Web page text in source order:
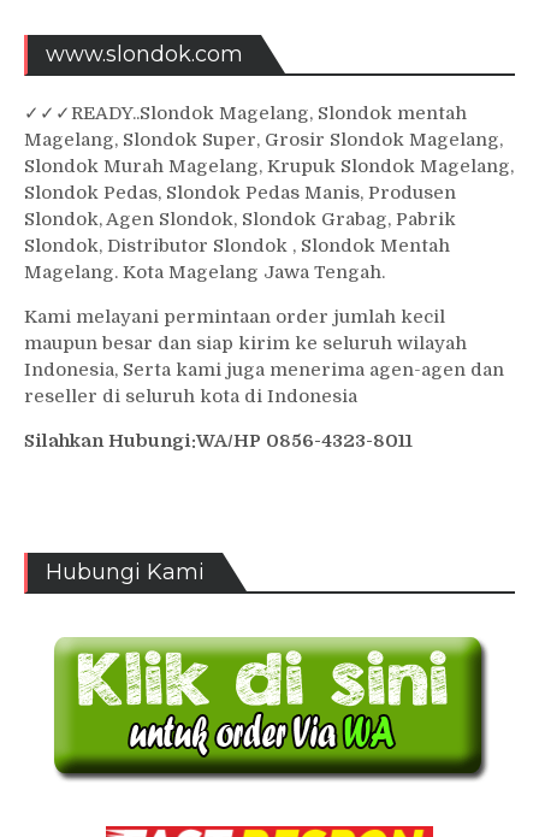
www.slondok.com
✓ ✓✓READY..Slondok Magelang, Slondok mentah
Magelang, Slondok Super, Grosir Slondok Magelang,
Slondok Murah Magelang, Krupuk Slondok Magelang,
Slondok Pedas, Slondok Pedas Manis, Produsen
Slondok, Agen Slondok, Slondok Grabag, Pabrik
Slondok, Distributor Slondok , Slondok Mentah
Magelang. Kota Magelang Jawa Tengah.
Kami melayani permintaan order jumlah kecil
maupun besar dan siap kirim ke seluruh wilayah
Indonesia, Serta kami juga menerima agen-agen dan
reseller di seluruh kota di Indonesia
Silahkan Hubungi:WA/HP 0856-4323-8011
Hubungi Kami